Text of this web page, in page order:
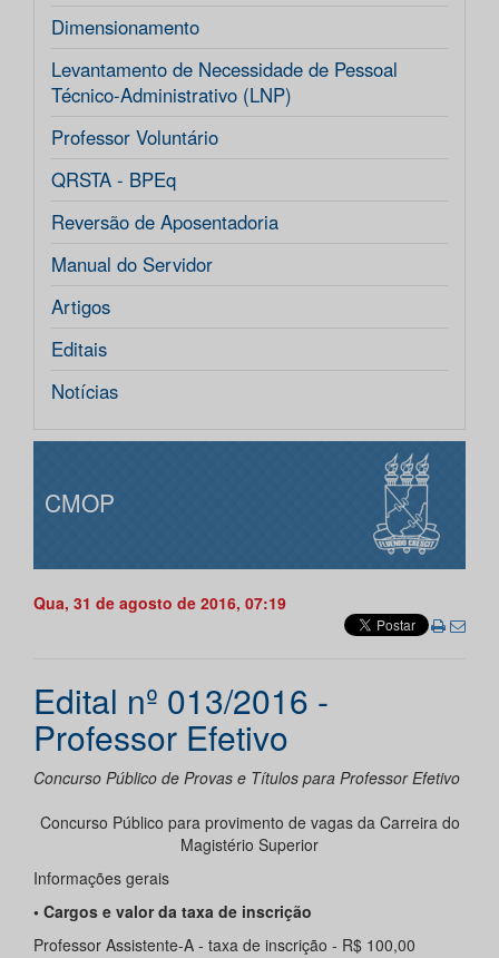
Dimensionamento
Levantamento de Necessidade de Pessoal
Técnico-Administrativo (LNP)
Professor Voluntário
QRSTA - BPEq
Reversão de Aposentadoria
Manual do Servidor
Artigos
Editais
Notícias
CMOP
Qua, 31 de agosto de 2016, 07:19
Edital nº 013/2016 -
Professor Efetivo
Concurso Público de Provas e Títulos para Professor Efetivo
Concurso Público para provimento de vagas da Carreira do
Magistério Superior
Informações gerais
• Cargos e valor da taxa de inscrição
Professor Assistente-A - taxa de inscrição - R$ 100,00